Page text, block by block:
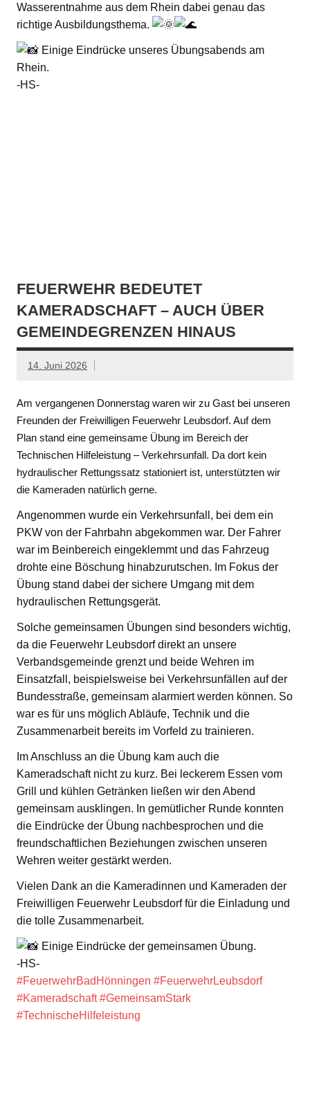
Wasserentnahme aus dem Rhein dabei genau das
richtige Ausbildungsthema.
Einige Eindrücke unseres Übungsabends am
Rhein.
-HS-
FEUERWEHR BEDEUTET
KAMERADSCHAFT – AUCH ÜBER
GEMEINDEGRENZEN HINAUS
14. Juni 2026
Am vergangenen Donnerstag waren wir zu Gast bei unseren
Freunden der Freiwilligen Feuerwehr Leubsdorf. Auf dem
Plan stand eine gemeinsame Übung im Bereich der
Technischen Hilfeleistung – Verkehrsunfall. Da dort kein
hydraulischer Rettungssatz stationiert ist, unterstützten wir
die Kameraden natürlich gerne.
Angenommen wurde ein Verkehrsunfall, bei dem ein
PKW von der Fahrbahn abgekommen war. Der Fahrer
war im Beinbereich eingeklemmt und das Fahrzeug
drohte eine Böschung hinabzurutschen. Im Fokus der
Übung stand dabei der sichere Umgang mit dem
hydraulischen Rettungsgerät.
Solche gemeinsamen Übungen sind besonders wichtig,
da die Feuerwehr Leubsdorf direkt an unsere
Verbandsgemeinde grenzt und beide Wehren im
Einsatzfall, beispielsweise bei Verkehrsunfällen auf der
Bundesstraße, gemeinsam alarmiert werden können. So
war es für uns möglich Abläufe, Technik und die
Zusammenarbeit bereits im Vorfeld zu trainieren.
Im Anschluss an die Übung kam auch die
Kameradschaft nicht zu kurz. Bei leckerem Essen vom
Grill und kühlen Getränken ließen wir den Abend
gemeinsam ausklingen. In gemütlicher Runde konnten
die Eindrücke der Übung nachbesprochen und die
freundschaftlichen Beziehungen zwischen unseren
Wehren weiter gestärkt werden.
Vielen Dank an die Kameradinnen und Kameraden der
Freiwilligen Feuerwehr Leubsdorf für die Einladung und
die tolle Zusammenarbeit.
Einige Eindrücke der gemeinsamen Übung.
-HS-
#FeuerwehrBadHönningen #FeuerwehrLeubsdorf
#Kameradschaft #GemeinsamStark
#TechnischeHilfeleistung